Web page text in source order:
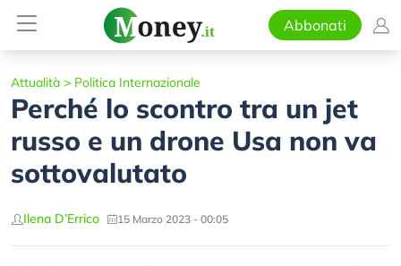
Abbonati
Attualità > Politica Internazionale
Perché lo scontro tra un jet
russo e un drone Usa non va
sottovalutato
Ilena D’Errico 15 Marzo 2023 - 00:05